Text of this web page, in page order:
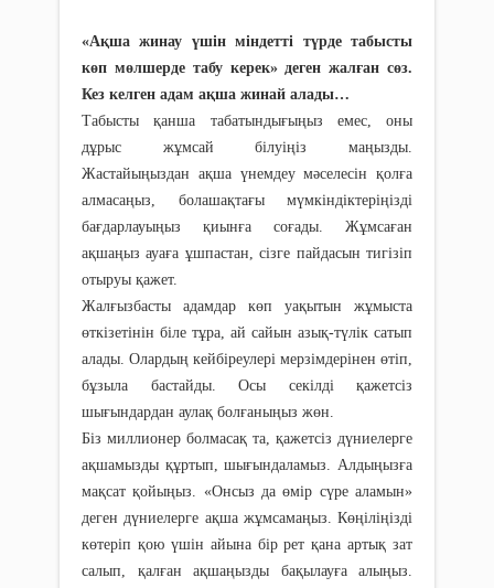
«Ақша жинау үшін міндетті түрде табысты
көп мөлшерде табу керек» деген жалған сөз.
Кез келген адам ақша жинай алады…
Табысты қанша табатындығыңыз емес, оны
дұрыс жұмсай білуіңіз маңызды.
Жастайыңыздан ақша үнемдеу мәселесін қолға
алмасаңыз, болашақтағы мүмкіндіктеріңізді
бағдарлауыңыз қиынға соғады. Жұмсаған
ақшаңыз ауаға ұшпастан, сізге пайдасын тигізіп
отыруы қажет.
Жалғызбасты адамдар көп уақытын жұмыста
өткізетінін біле тұра, ай сайын азық-түлік сатып
алады. Олардың кейбіреулері мерзімдерінен өтіп,
бұзыла бастайды. Осы секілді қажетсіз
шығындардан аулақ болғаныңыз жөн.
Біз миллионер болмасақ та, қажетсіз дүниелерге
ақшамызды құртып, шығындаламыз. Алдыңызға
мақсат қойыңыз. «Онсыз да өмір сүре аламын»
деген дүниелерге ақша жұмсамаңыз. Көңіліңізді
көтеріп қою үшін айына бір рет қана артық зат
салып, қалған ақшаңызды бақылауға алыңыз.